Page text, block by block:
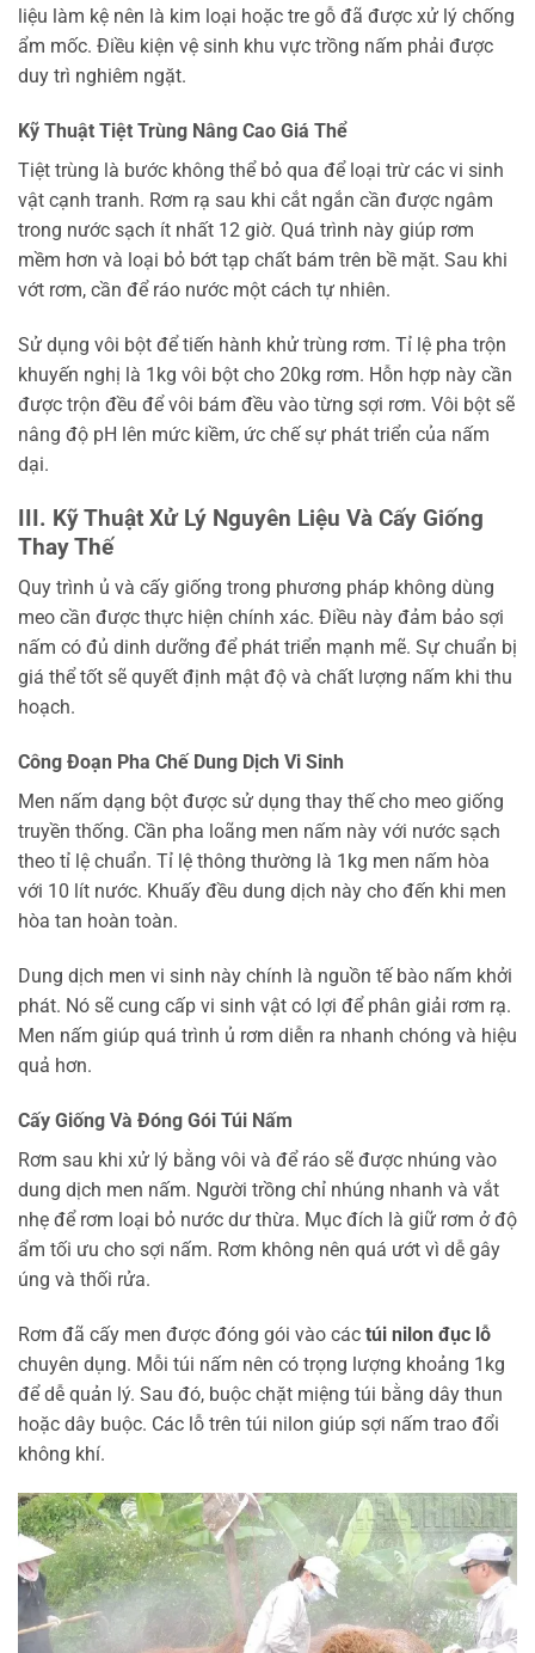
liệu làm kệ nên là kim loại hoặc tre gỗ đã được xử lý chống
ẩm mốc. Điều kiện vệ sinh khu vực trồng nấm phải được
duy trì nghiêm ngặt.
Kỹ Thuật Tiệt Trùng Nâng Cao Giá Thể
Tiệt trùng là bước không thể bỏ qua để loại trừ các vi sinh
vật cạnh tranh. Rơm rạ sau khi cắt ngắn cần được ngâm
trong nước sạch ít nhất 12 giờ. Quá trình này giúp rơm
mềm hơn và loại bỏ bớt tạp chất bám trên bề mặt. Sau khi
vớt rơm, cần để ráo nước một cách tự nhiên.
Sử dụng vôi bột để tiến hành khử trùng rơm. Tỉ lệ pha trộn
khuyến nghị là 1kg vôi bột cho 20kg rơm. Hỗn hợp này cần
được trộn đều để vôi bám đều vào từng sợi rơm. Vôi bột sẽ
nâng độ pH lên mức kiềm, ức chế sự phát triển của nấm
dại.
III. Kỹ Thuật Xử Lý Nguyên Liệu Và Cấy Giống
Thay Thế
Quy trình ủ và cấy giống trong phương pháp không dùng
meo cần được thực hiện chính xác. Điều này đảm bảo sợi
nấm có đủ dinh dưỡng để phát triển mạnh mẽ. Sự chuẩn bị
giá thể tốt sẽ quyết định mật độ và chất lượng nấm khi thu
hoạch.
Công Đoạn Pha Chế Dung Dịch Vi Sinh
Men nấm dạng bột được sử dụng thay thế cho meo giống
truyền thống. Cần pha loãng men nấm này với nước sạch
theo tỉ lệ chuẩn. Tỉ lệ thông thường là 1kg men nấm hòa
với 10 lít nước. Khuấy đều dung dịch này cho đến khi men
hòa tan hoàn toàn.
Dung dịch men vi sinh này chính là nguồn tế bào nấm khởi
phát. Nó sẽ cung cấp vi sinh vật có lợi để phân giải rơm rạ.
Men nấm giúp quá trình ủ rơm diễn ra nhanh chóng và hiệu
quả hơn.
Cấy Giống Và Đóng Gói Túi Nấm
Rơm sau khi xử lý bằng vôi và để ráo sẽ được nhúng vào
dung dịch men nấm. Người trồng chỉ nhúng nhanh và vắt
nhẹ để rơm loại bỏ nước dư thừa. Mục đích là giữ rơm ở độ
ẩm tối ưu cho sợi nấm. Rơm không nên quá ướt vì dễ gây
úng và thối rửa.
Rơm đã cấy men được đóng gói vào các túi nilon đục lỗ
chuyên dụng. Mỗi túi nấm nên có trọng lượng khoảng 1kg
để dễ quản lý. Sau đó, buộc chặt miệng túi bằng dây thun
hoặc dây buộc. Các lỗ trên túi nilon giúp sợi nấm trao đổi
không khí.